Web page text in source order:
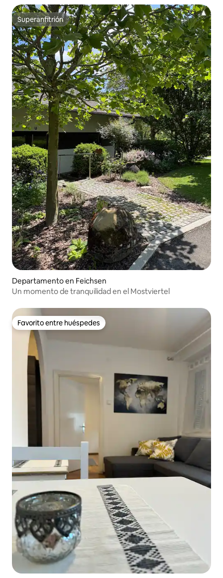
Superanfitrión
Superanfitrión
Departamento en Feichsen
Un momento de tranquilidad en el Mostviertel
Favorito entre huéspedes
Favorito entre huéspedes